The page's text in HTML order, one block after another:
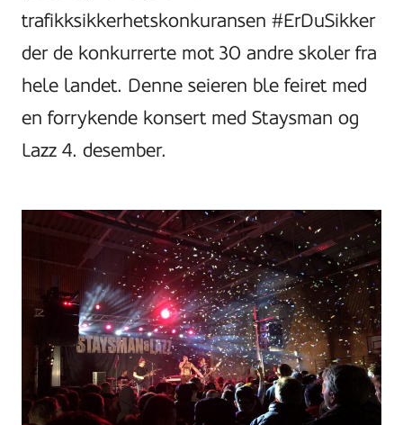
trafikksikkerhetskonkuransen #ErDuSikker
der de konkurrerte mot 30 andre skoler fra
hele landet. Denne seieren ble feiret med
en forrykende konsert med Staysman og
Lazz 4. desember.